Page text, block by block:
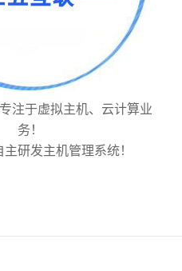
注于虚拟主机、云计算业
务！
研发主机管理系统！